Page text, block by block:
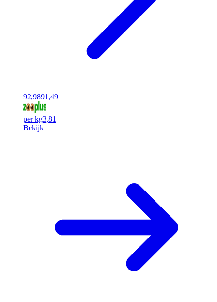
92,9891,49
per kg3,81
Bekijk